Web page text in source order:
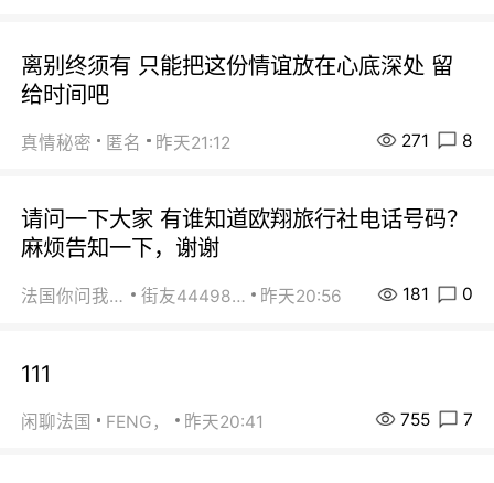
离别终须有 只能把这份情谊放在心底深处 留
给时间吧
真情秘密 匿名 昨天21:12 271 8
请问一下大家 有谁知道欧翔旅行社电话号码？
麻烦告知一下，谢谢
法国你问我答 街友44498484 昨天20:56 181 0
111
闲聊法国 FENG， 昨天20:41 755 7